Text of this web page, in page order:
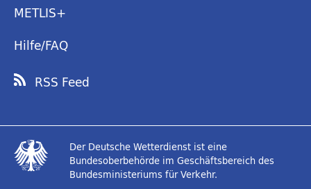
METLIS+
Hilfe/FAQ
RSS Feed
Der Deutsche Wetterdienst ist eine
Bundesoberbehörde im Geschäftsbereich des
Bundesministeriums für Verkehr.